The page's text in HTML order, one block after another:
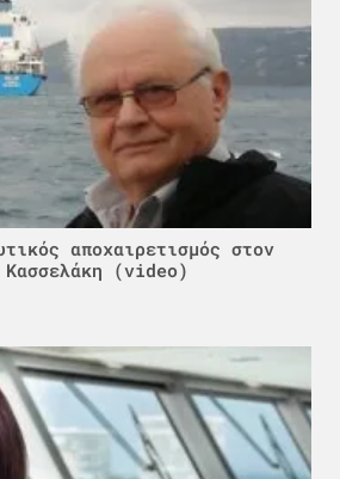
αποχαιρετισμός στον
Κασσελάκη (video)